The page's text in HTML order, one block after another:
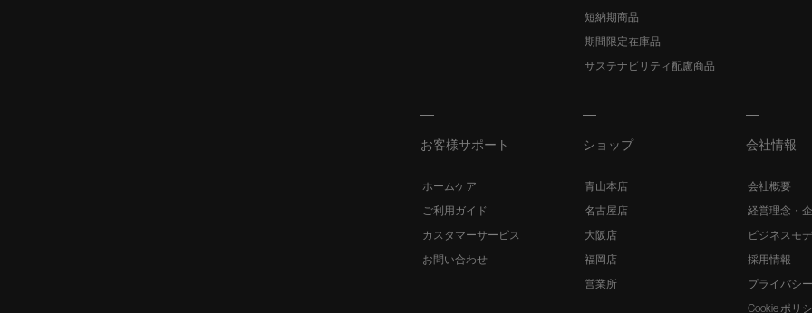
短納期商品
期間限定在庫品
サステナビリティ配慮商品
お客様サポート
ホームケア
ご利用ガイド
カスタマーサービス
お問い合わせ
ショップ
青山本店
名古屋店
大阪店
福岡店
営業所
会社情報
会社概要
経営理念・
ビジネスモ
採用情報
プライバシ
Cookie ポリ